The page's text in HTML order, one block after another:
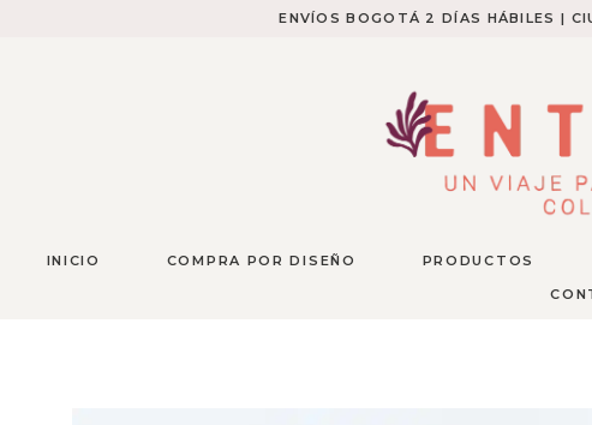
ENVÍOS BOGOTÁ 2 DÍAS HÁBILES |
INICIO COMPRA POR DISEÑO PRODUCTOS